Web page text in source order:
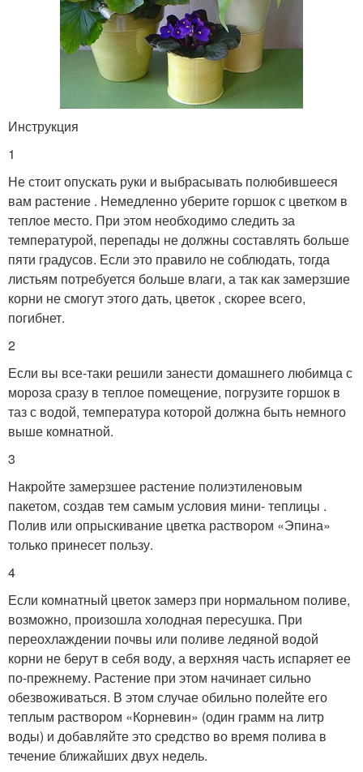
Инструкция
1
Не стоит опускать руки и выбрасывать полюбившееся
вам растение . Немедленно уберите горшок с цветком в
теплое место. При этом необходимо следить за
температурой, перепады не должны составлять больше
пяти градусов. Если это правило не соблюдать, тогда
листьям потребуется больше влаги, а так как замерзшие
корни не смогут этого дать, цветок , скорее всего,
погибнет.
2
Если вы все-таки решили занести домашнего любимца с
мороза сразу в теплое помещение, погрузите горшок в
таз с водой, температура которой должна быть немного
выше комнатной.
3
Накройте замерзшее растение полиэтиленовым
пакетом, создав тем самым условия мини- теплицы .
Полив или опрыскивание цветка раствором «Эпина»
только принесет пользу.
4
Если комнатный цветок замерз при нормальном поливе,
возможно, произошла холодная пересушка. При
переохлаждении почвы или поливе ледяной водой
корни не берут в себя воду, а верхняя часть испаряет ее
по-прежнему. Растение при этом начинает сильно
обезвоживаться. В этом случае обильно полейте его
теплым раствором «Корневин» (один грамм на литр
воды) и добавляйте это средство во время полива в
течение ближайших двух недель.